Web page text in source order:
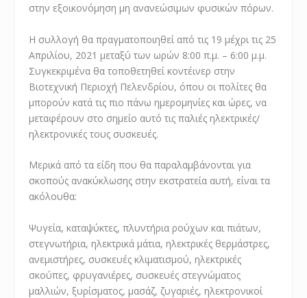
στην εξοικονόμηση μη ανανεώσιμων φυσικών πόρων.
Η συλλογή θα πραγματοποιηθεί από τις 19 μέχρι τις 25
Απριλίου, 2021 μεταξύ των ωρών 8:00 π.μ. – 6:00 μ.μ.
Συγκεκριμένα θα τοποθετηθεί κοντέινερ στην
Βιοτεχνική Περιοχή Πελενδρίου, όπου οι πολίτες θα
μπορούν κατά τις πιο πάνω ημερομηνίες και ώρες, να
μεταφέρουν στο σημείο αυτό τις παλιές ηλεκτρικές/
ηλεκτρονικές τους συσκευές.
Μερικά από τα είδη που θα παραλαμβάνονται για
σκοπούς ανακύκλωσης στην εκστρατεία αυτή, είναι τα
ακόλουθα:
Ψυγεία, καταψύκτες, πλυντήρια ρούχων και πιάτων,
στεγνωτήρια, ηλεκτρικά μάτια, ηλεκτρικές θερμάστρες,
ανεμιστήρες, συσκευές κλιματισμού, ηλεκτρικές
σκούπες, φρυγανιέρες, συσκευές στεγνώματος
μαλλιών, ξυρίσματος, μασάζ, ζυγαριές, ηλεκτρονικοί